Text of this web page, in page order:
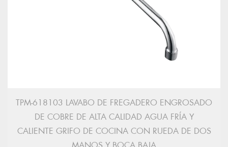
TPM-618103 LAVABO DE FREGADERO ENGROSADO
DE COBRE DE ALTA CALIDAD AGUA FRÍA Y
CALIENTE GRIFO DE COCINA CON RUEDA DE DOS